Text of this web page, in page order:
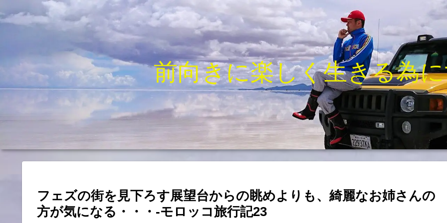
前向きに楽しく生きる為
フェズの街を見下ろす展望台からの眺めよりも、綺麗なお姉さんの
方が気になる・・・-モロッコ旅行記23